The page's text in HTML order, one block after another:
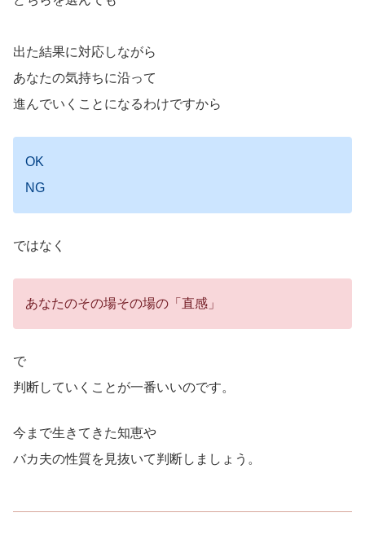
出た結果に対応しながら
あなたの気持ちに沿って
進んでいくことになるわけですから
OK
NG
ではなく
あなたのその場その場の「直感」
で
判断していくことが一番いいのです。
今まで生きてきた知恵や
バカ夫の性質を見抜いて判断しましょう。